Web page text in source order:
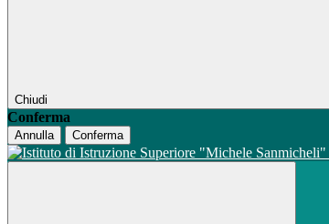
Chiudi
Conferma
Annulla Conferma